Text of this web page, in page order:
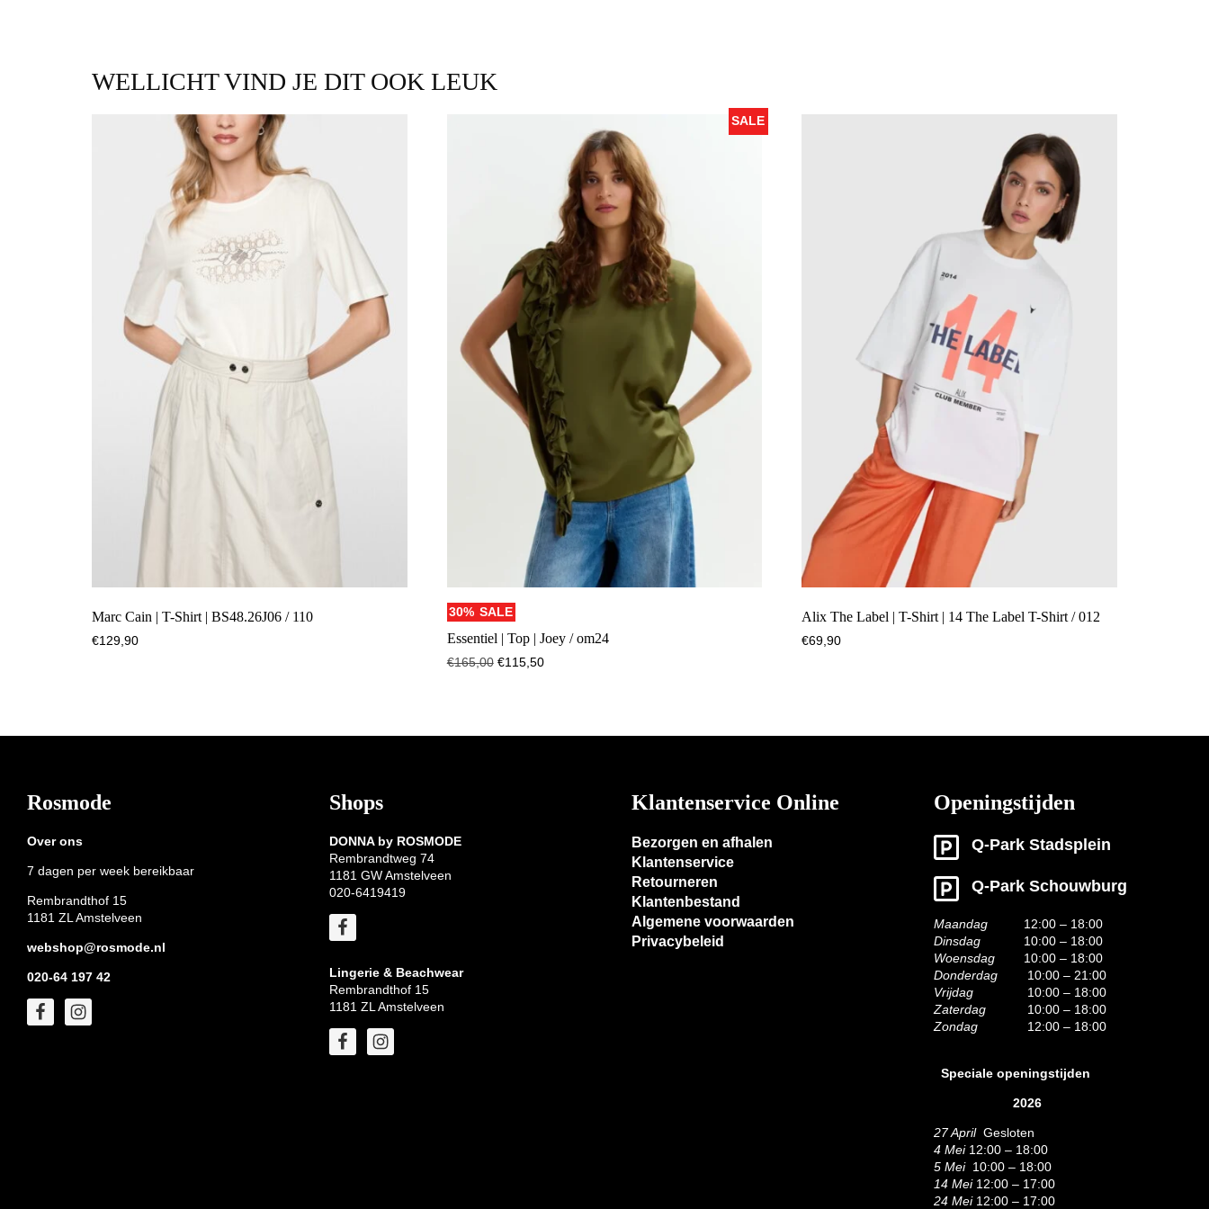
WELLICHT VIND JE DIT OOK LEUK
Marc Cain | T-Shirt | BS48.26J06 / 110
€129,90
30% SALE
SALE
Essentiel | Top | Joey / om24
€165,00 €115,50
Alix The Label | T-Shirt | 14 The Label T-Shirt / 012
€69,90
Footer
Rosmode
Over ons
7 dagen per week bereikbaar
Rembrandthof 15
1181 ZL Amstelveen
webshop@rosmode.nl
020-64 197 42
Shops
DONNA by ROSMODE
Rembrandtweg 74
1181 GW Amstelveen
020-6419419
Lingerie & Beachwear
Rembrandthof 15
1181 ZL Amstelveen
Klantenservice Online
Bezorgen en afhalen
Klantenservice
Retourneren
Klantenbestand
Algemene voorwaarden
Privacybeleid
Openingstijden
Q-Park Stadsplein
Q-Park Schouwburg
Maandag
12:00 – 18:00
Dinsdag
10:00 – 18:00
Woensdag
10:00 – 18:00
Donderdag
10:00 – 21:00
Vrijdag
10:00 – 18:00
Zaterdag
10:00 – 18:00
Zondag
12:00 – 18:00
Speciale openingstijden
2026
27 AprilGesloten
4 Mei12:00 – 18:00
5 Mei10:00 – 18:00
14 Mei12:00 – 17:00
24 Mei12:00 – 17:00